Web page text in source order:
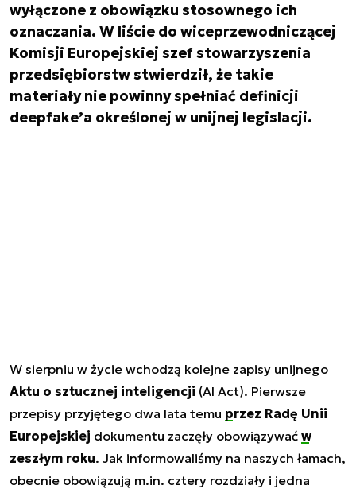
wyłączone z obowiązku stosownego ich
oznaczania. W liście do wiceprzewodniczącej
Komisji Europejskiej szef stowarzyszenia
przedsiębiorstw stwierdził, że takie
materiały nie powinny spełniać definicji
deepfake’a określonej w unijnej legislacji.
W sierpniu w życie wchodzą kolejne zapisy unijnego
Aktu o sztucznej inteligencji (AI Act). Pierwsze
przepisy przyjętego dwa lata temu przez Radę Unii
Europejskiej dokumentu zaczęły obowiązywać w
zeszłym roku. Jak informowaliśmy na naszych łamach,
obecnie obowiązują m.in. cztery rozdziały i jedna